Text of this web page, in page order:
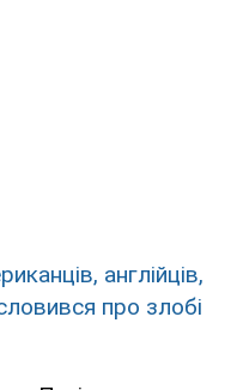
англійців,
про злобі